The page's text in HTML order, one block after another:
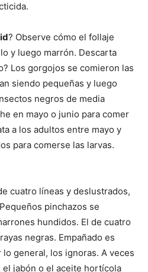
? Observe cómo el follaje
y luego marrón. Descarta
Los gorgojos se comieron las
siendo pequeñas y luego
negros de media
en mayo o junio para comer
a los adultos entre mayo y
para comerse las larvas.
cuatro líneas y deslustrados,
pinchazos se
hundidos. El de cuatro
negras. Empañado es
general, los ignoras. A veces
el jabón o el aceite hortícola